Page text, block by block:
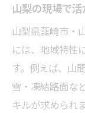
経験
苦手克服
ドライ
苦手
運転技
山梨の現場で
山梨県韮崎市・
には、地域特性
す。例えば、山
雪・凍結路面な
キルが求められま